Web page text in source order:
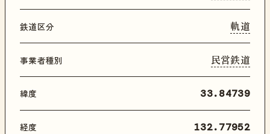
鉄道区分 軌道
事業者種別 民営鉄道
緯度 33.84739
経度 132.77952